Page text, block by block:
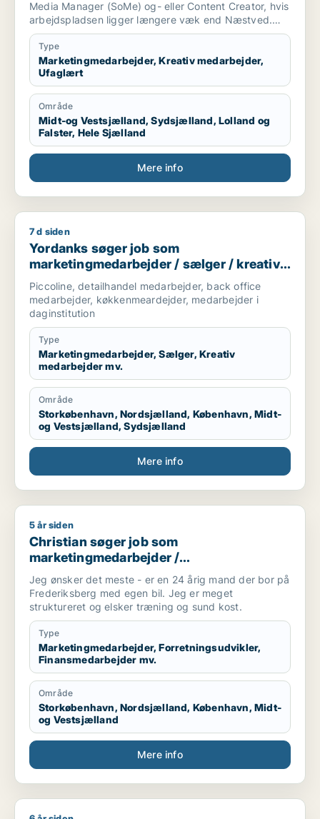
Media Manager (SoMe) og- eller Content Creator, hvis
arbejdspladsen ligger længere væk end Næstved.
Har en søn på 7 hveranden uge.
Kompetencer:
- Certifikat fra kurser som Content Creator gennem
HomeyMedia og Online UGC Academy.
- Canva
- Office
- Outlook
- Mine kompetencer fra stilling som projektkoordinator
Type
Marketingmedarbejder, Kreativ medarbejder,
Ufaglært
Område
Midt-og Vestsjælland, Sydsjælland, Lolland og
Falster, Hele Sjælland
Mere info
Yordanks søger job som marketingmedarbejder / sælger /
7 d siden
Yordanks søger job som
marketingmedarbejder / sælger / kreativ
medarbejder / produktspecialist / kok
Piccoline, detailhandel medarbejder, back office
medarbejder, køkkenmeardejder, medarbejder i
daginstitution
Type
Marketingmedarbejder, Sælger, Kreativ
medarbejder mv.
Område
Storkøbenhavn, Nordsjælland, København, Midt-
og Vestsjælland, Sydsjælland
Mere info
Christian søger job som marketingmedarbejder /
5 år siden
Christian søger job som
marketingmedarbejder /
forretningsudvikler / finansmedarbejder /
tjener
Jeg ønsker det meste - er en 24 årig mand der bor på
Frederiksberg med egen bil. Jeg er meget
struktureret og elsker træning og sund kost.
Type
Marketingmedarbejder, Forretningsudvikler,
Finansmedarbejder mv.
Område
Storkøbenhavn, Nordsjælland, København, Midt-
og Vestsjælland
Mere info